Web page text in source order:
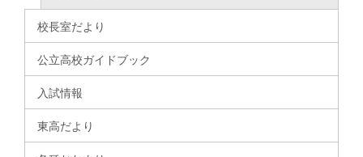
校長室だより
公立高校ガイドブック
入試情報
東高だより